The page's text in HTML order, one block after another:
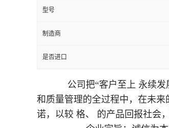
型号
制造商
是否进口
公司把“客户至上 永续
和质量管理的全过程中，在未
诺，以较 格、 的产品回报社会